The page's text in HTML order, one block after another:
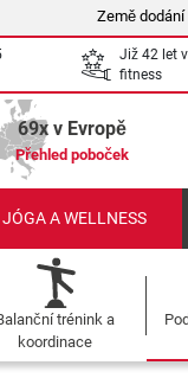
Země dodání
Již 42 let
fitness
69x v Evropě
Přehled poboček
A WELLNESS
trénink a
koordinace